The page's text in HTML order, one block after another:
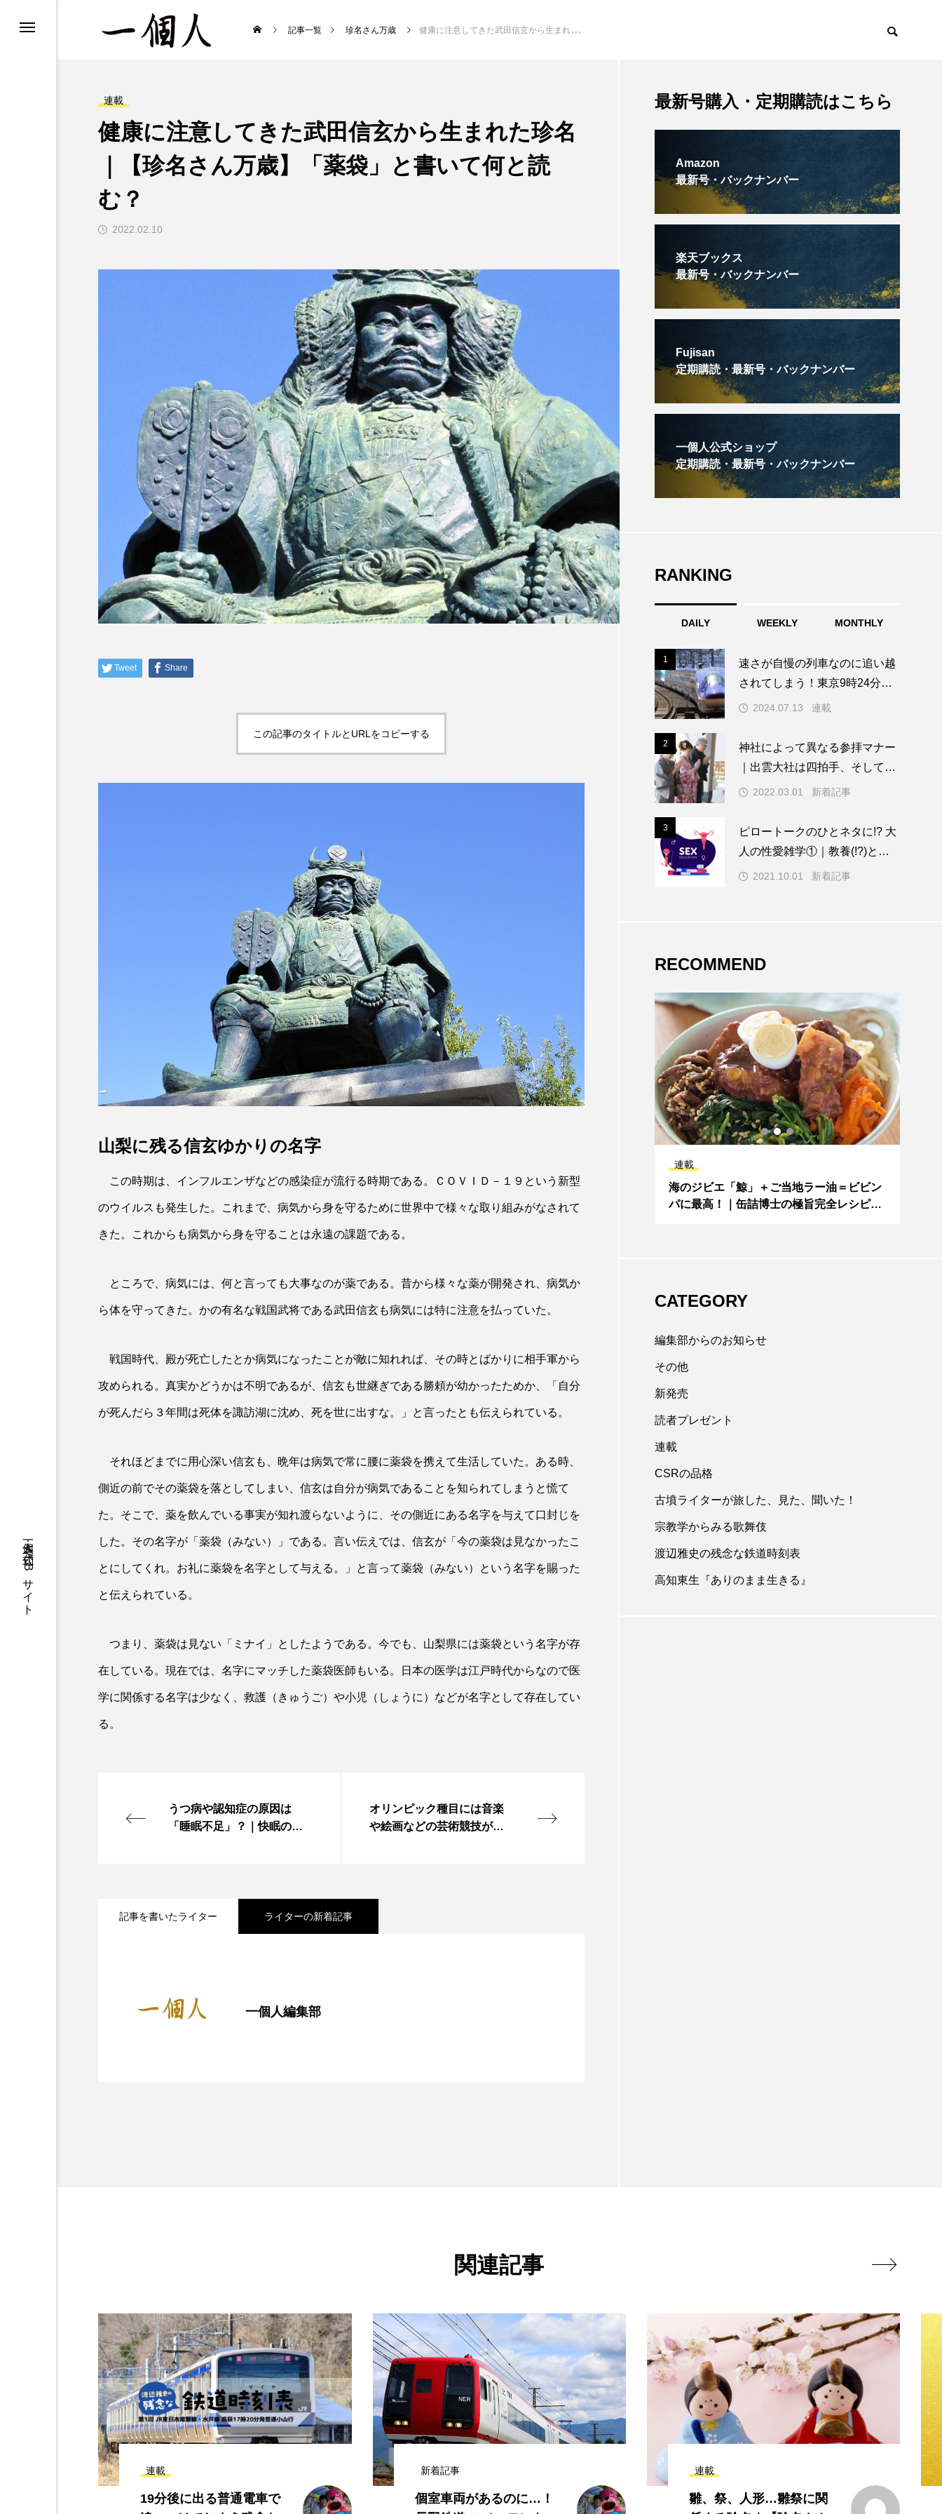
一個人：公式WEBサイト
記事一覧 珍名さん万歳 健康に注意してきた武田信玄から生まれた珍名｜【珍名さん万歳】「薬袋」と書いて何と読む？
連載
健康に注意してきた武田信玄から生まれた珍名
｜【珍名さん万歳】「薬袋」と書いて何と読
む？
2022.02.10
Tweet Share
この記事のタイトルとURLをコピーする
山梨に残る信玄ゆかりの名字
この時期は、インフルエンザなどの感染症が流行る時期である。ＣＯＶＩＤ－１９という新型
のウイルスも発生した。これまで、病気から身を守るために世界中で様々な取り組みがなされて
きた。これからも病気から身を守ることは永遠の課題である。
ところで、病気には、何と言っても大事なのが薬である。昔から様々な薬が開発され、病気か
ら体を守ってきた。かの有名な戦国武将である武田信玄も病気には特に注意を払っていた。
戦国時代、殿が死亡したとか病気になったことが敵に知れれば、その時とばかりに相手軍から
攻められる。真実かどうかは不明であるが、信玄も世継ぎである勝頼が幼かったためか、「自分
が死んだら３年間は死体を諏訪湖に沈め、死を世に出すな。」と言ったとも伝えられている。
それほどまでに用心深い信玄も、晩年は病気で常に腰に薬袋を携えて生活していた。ある時、
側近の前でその薬袋を落としてしまい、信玄は自分が病気であることを知られてしまうと慌て
た。そこで、薬を飲んでいる事実が知れ渡らないように、その側近にある名字を与えて口封じを
した。その名字が「薬袋（みない）」である。言い伝えでは、信玄が「今の薬袋は見なかったこ
とにしてくれ。お礼に薬袋を名字として与える。」と言って薬袋（みない）という名字を賜った
と伝えられている。
つまり、薬袋は見ない「ミナイ」としたようである。今でも、山梨県には薬袋という名字が存
在している。現在では、名字にマッチした薬袋医師もいる。日本の医学は江戸時代からなので医
学に関係する名字は少なく、救護（きゅうご）や小児（しょうに）などが名字として存在してい
る。
うつ病や認知症の原因は
「睡眠不足」？｜快眠のた
オリンピック種目には音楽
や絵画などの芸術競技があ
記事を書いたライター ライターの新着記事
一個人編集部
2025.05.26 東濃の秘境へ！明知鉄道で行く「岐阜県恵那岩村」の旅で、歴史とグルメを楽
最新号購入・定期購読はこちら
Amazon
最新号・バックナンバー
楽天ブックス
最新号・バックナンバー
Fujisan
定期購読・最新号・バックナンバー
一個人公式ショップ
定期購読・最新号・バックナンバー
RANKING
DAILY WEEKLY MONTHLY
1
速さが自慢の列車なのに追い越
されてしまう！東京9時24分発
仙台行 やまびこ131号〜残念時
～「渡辺雅史の残念な鉄道時刻
表」第8回
2024.07.13 連載
2
神社によって異なる参拝マナー
｜出雲大社は四拍手、そして伊
勢神宮は…
2022.03.01 新着記事
3
ピロートークのひとネタに!? 大
人の性愛雑学①｜教養(!?)とし
ての性
2021.10.01 新着記事
RECOMMEND
【金運財運アップなら…】財宝の神や金運
パワー全開の寺社に詣る｜初詣のオススメ
自覚しづらいストレスに…2問で分かる
「うつ病」自己診断を｜健やかで幸せな人
連載
海のジビエ「鯨」＋ご当地ラー油＝ビビン
パに最高！｜缶詰博士の極旨完全レシピ
CATEGORY
編集部からのお知らせ
その他
新発売
読者プレゼント
連載
CSRの品格
古墳ライターが旅した、見た、聞いた！
宗教学からみる歌舞伎
渡辺雅史の残念な鉄道時刻表
高知東生『ありのまま生きる』
関連記事
個室車両があるのに…！
連載
雛、祭、人形…雛祭に関
寅市、虎杖…干支の「寅
